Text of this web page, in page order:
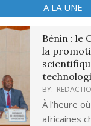
A LA UNE
Bénin : le
la
BY:
À l’heure
africaines